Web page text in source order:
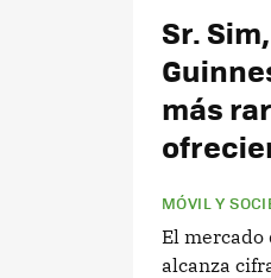
Sr.
más
MÓVIL Y
El mercado
alcanza